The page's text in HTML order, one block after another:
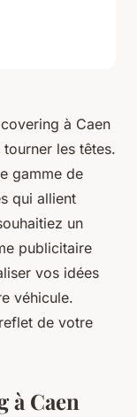
à Caen
les têtes.
gamme de
qui allient
un
publicitaire
vos idées
véhicule.
de votre
Caen